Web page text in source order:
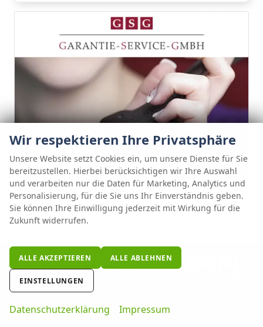
Wir respektieren Ihre Privatsphäre
Unsere Website setzt Cookies ein, um unsere Dienste für Sie
bereitzustellen. Hierbei berücksichtigen wir Ihre Auswahl
und verarbeiten nur die Daten für Marketing, Analytics und
Personalisierung, für die Sie uns Ihr Einverständnis geben.
Sie können Ihre Einwilligung jederzeit mit Wirkung für die
Zukunft widerrufen.
ALLE AKZEPTIEREN ALLE ABLEHNEN
EINSTELLUNGEN
Datenschutzerklärung Impressum